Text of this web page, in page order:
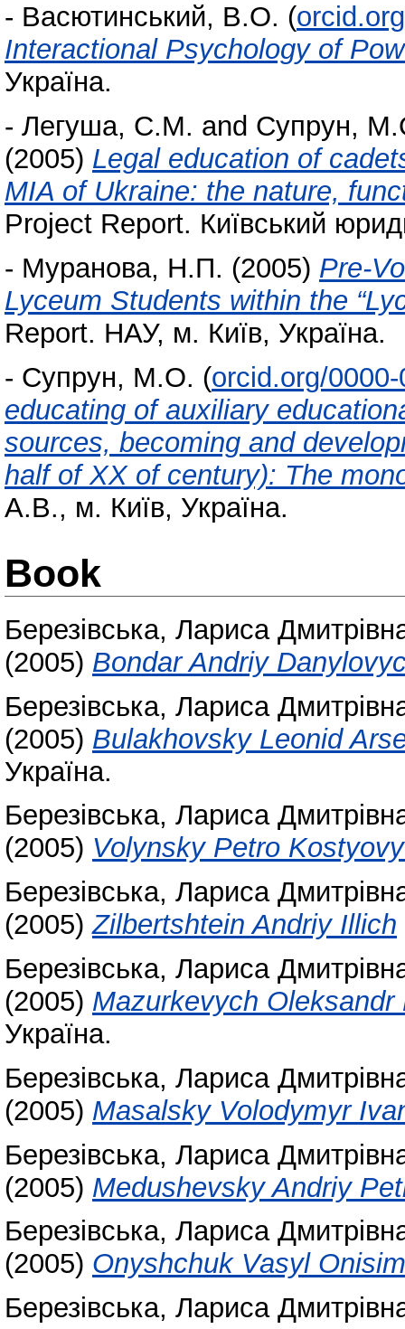
- Васютинський, В.О. (
Interactional Psychology of
Україна.
- Легуша, С.М. and Супрун,
(2005) Legal education of
MIA of Ukraine: the nature,
Project Report. Київський
- Муранова, Н.П. (2005) Pre-
Lyceum Students within the
Report. НАУ, м. Київ, Україна.
- Супрун, М.О. (orcid.org/
educating of auxiliary
sources, becoming and
half of ХХ of century): The
А.В., м. Київ, Україна.
Book
Березівська, Лариса
(2005) Bondar Andriy
Березівська, Лариса
(2005) Bulakhovsky Leonid
Україна.
Березівська, Лариса
(2005) Volynsky Petro
Березівська, Лариса
(2005)Zilbertshtein Andriy Illich
Березівська, Лариса
(2005) Mazurkevych Oleksandr
Україна.
Березівська, Лариса
(2005) Masalsky Volodymyr
Березівська, Лариса
(2005) Medushevsky Andriy
Березівська, Лариса
(2005) Onyshchuk Vasyl
Березівська, Лариса